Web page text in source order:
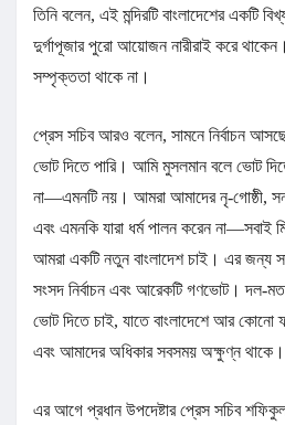
তিনি বলেন, এই মন্দিরটি বাংলাদেশের একটি
দুর্গাপূজার পুরো আয়োজন নারীরাই করে
সম্পৃক্ততা থাকে না।
প্রেস সচিব আরও বলেন, সামনে নির্বাচন
ভোট দিতে পারি। আমি মুসলমান বলে ভোট
না—এমনটি নয়। আমরা আমাদের নৃ-গোষ্ঠী,
এবং এমনকি যারা ধর্ম পালন করেন না—সবাই
আমরা একটি নতুন বাংলাদেশ চাই। এর জন্য
সংসদ নির্বাচন এবং আরেকটি গণভোট। দল-মত
ভোট দিতে চাই, যাতে বাংলাদেশে আর কোনো
এবং আমাদের অধিকার সবসময় অক্ষুণ্ন থাকে।
এর আগে প্রধান উপদেষ্টার প্রেস সচিব